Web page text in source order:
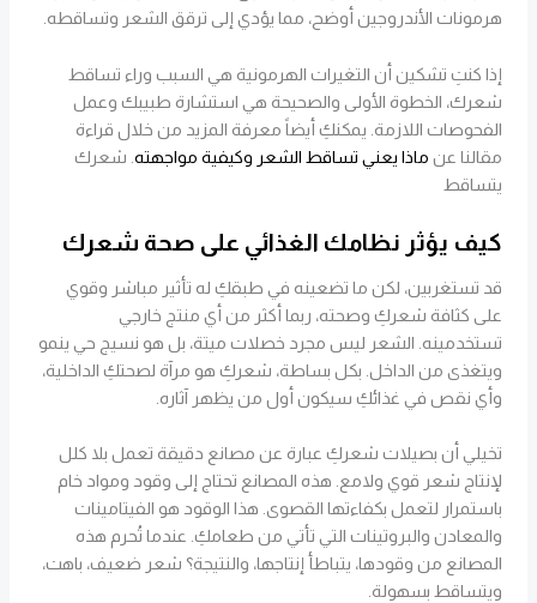
هرمونات الأندروجين أوضح، مما يؤدي إلى ترقق الشعر وتساقطه.
إذا كنتِ تشكين أن التغيرات الهرمونية هي السبب وراء تساقط
شعرك، الخطوة الأولى والصحيحة هي استشارة طبيبك وعمل
الفحوصات اللازمة. يمكنكِ أيضاً معرفة المزيد من خلال قراءة
مقالنا عن ماذا يعني تساقط الشعر وكيفية مواجهته . شعرك
يتساقط
كيف يؤثر نظامك الغذائي على صحة شعرك
قد تستغربين، لكن ما تضعينه في طبقكِ له تأثير مباشر وقوي
على كثافة شعركِ وصحته، ربما أكثر من أي منتج خارجي
تستخدمينه. الشعر ليس مجرد خصلات ميتة، بل هو نسيج حي ينمو
ويتغذى من الداخل. بكل بساطة، شعركِ هو مرآة لصحتكِ الداخلية،
وأي نقص في غذائكِ سيكون أول من يظهر آثاره.
تخيلي أن بصيلات شعركِ عبارة عن مصانع دقيقة تعمل بلا كلل
لإنتاج شعر قوي ولامع. هذه المصانع تحتاج إلى وقود ومواد خام
باستمرار لتعمل بكفاءتها القصوى. هذا الوقود هو الفيتامينات
والمعادن والبروتينات التي تأتي من طعامكِ. عندما تُحرم هذه
المصانع من وقودها، يتباطأ إنتاجها، والنتيجة؟ شعر ضعيف، باهت،
ويتساقط بسهولة.